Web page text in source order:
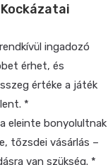
ingadozó
érhet, és
értéke a játék
*
eleinte bonyolultnak
tőzsdei vásárlás –
van szükség. *